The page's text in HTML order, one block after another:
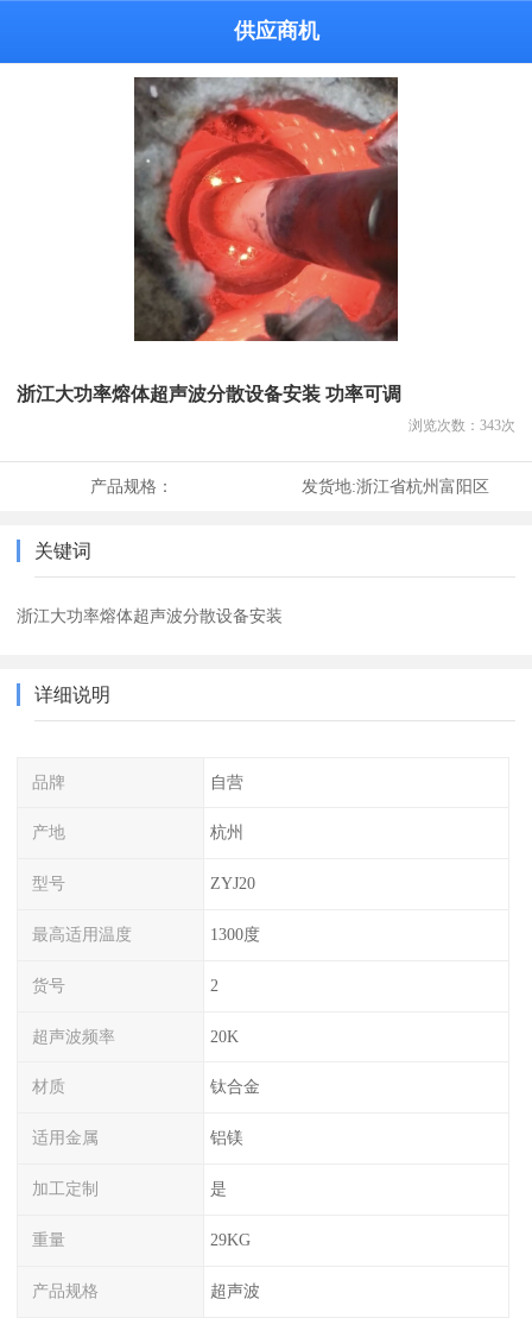
供应商机
浙江大功率熔体超声波分散设备安装 功率可调
浏览次数： 343次
产品规格： 发货地:浙江省杭州富阳区
关键词
浙江大功率熔体超声波分散设备安装
详细说明
品牌 自营
产地 杭州
型号 ZYJ20
最高适用温度 1300度
货号 2
超声波频率 20K
材质 钛合金
适用金属 铝镁
加工定制 是
重量 29KG
产品规格 超声波